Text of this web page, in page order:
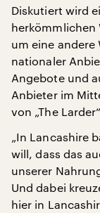
Diskutiert wird
herkömmlichen
um eine
nationaler
Angebote und
Anbieter im
von „The
„In Lancashire
will, dass das
unserer
Und dabei
hier in